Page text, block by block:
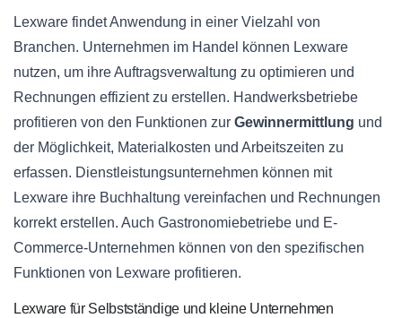
Lexware findet Anwendung in einer Vielzahl von
Branchen. Unternehmen im Handel können Lexware
nutzen, um ihre Auftragsverwaltung zu optimieren und
Rechnungen effizient zu erstellen. Handwerksbetriebe
profitieren von den Funktionen zur Gewinnermittlung und
der Möglichkeit, Materialkosten und Arbeitszeiten zu
erfassen. Dienstleistungsunternehmen können mit
Lexware ihre Buchhaltung vereinfachen und Rechnungen
korrekt erstellen. Auch Gastronomiebetriebe und E-
Commerce-Unternehmen können von den spezifischen
Funktionen von Lexware profitieren.
Lexware für Selbstständige und kleine Unternehmen